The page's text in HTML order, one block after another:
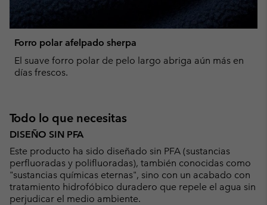
Forro polar afelpado sherpa
El suave forro polar de pelo largo abriga aún más en
días frescos.
Todo lo que necesitas
DISEÑO SIN PFA
Este producto ha sido diseñado sin PFA (sustancias
perfluoradas y polifluoradas), también conocidas como
"sustancias químicas eternas", sino con un acabado con
tratamiento hidrofóbico duradero que repele el agua sin
perjudicar el medio ambiente.